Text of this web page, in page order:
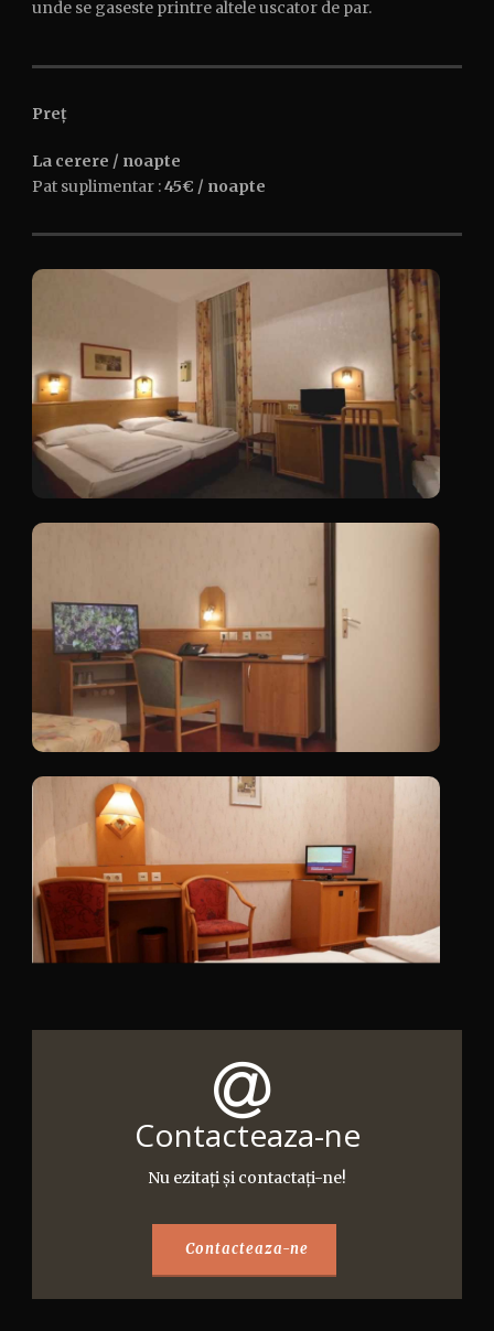
unde se gaseste printre altele uscator de par.
Preț
La cerere / noapte
Pat suplimentar :45€ / noapte
Contacteaza-ne
Nu ezitaţi şi contactaţi-ne!
Contacteaza-ne